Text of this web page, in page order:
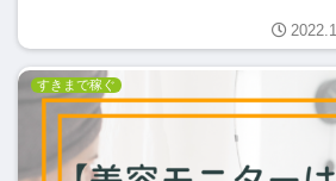
すきまで稼ぐ